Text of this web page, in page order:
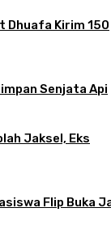
Dhuafa Kirim 150
Senjata Api
Jaksel, Eks
Flip Buka